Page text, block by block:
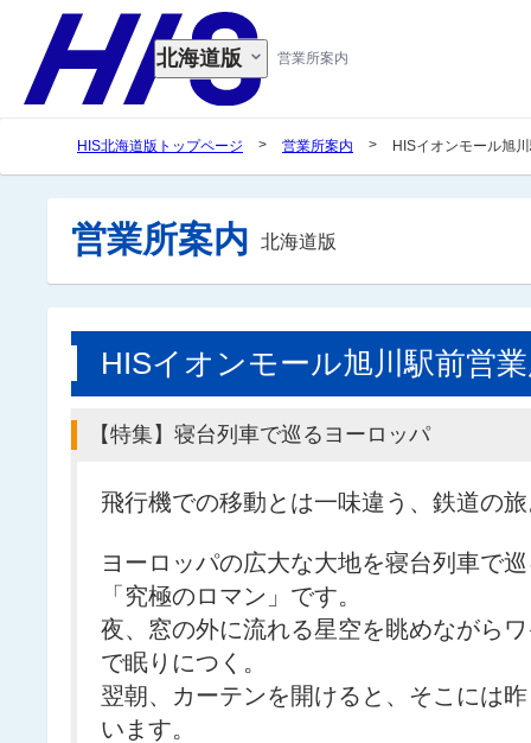
営業所案内
北海道版
HIS北海道版トップページ > 営業所案内 > HISイオンモール旭
営業所案内 北海道版
HISイオンモール旭川駅前営
【特集】寝台列車で巡るヨーロッパ
飛行機での移動とは一味違う、鉄道の
ヨーロッパの広大な大地を寝台列車で
「究極のロマン」です。
夜、窓の外に流れる星空を眺めながら
で眠りにつく。
翌朝、カーテンを開けると、そこには
います。